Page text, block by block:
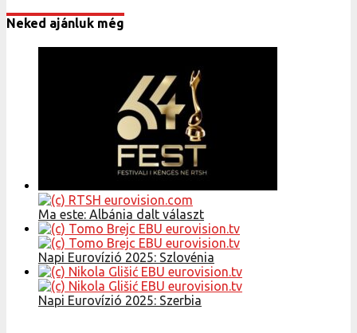
Neked ajánluk még
Ma este: Albánia dalt választ
Napi Eurovízió 2025: Szlovénia
Napi Eurovízió 2025: Szerbia